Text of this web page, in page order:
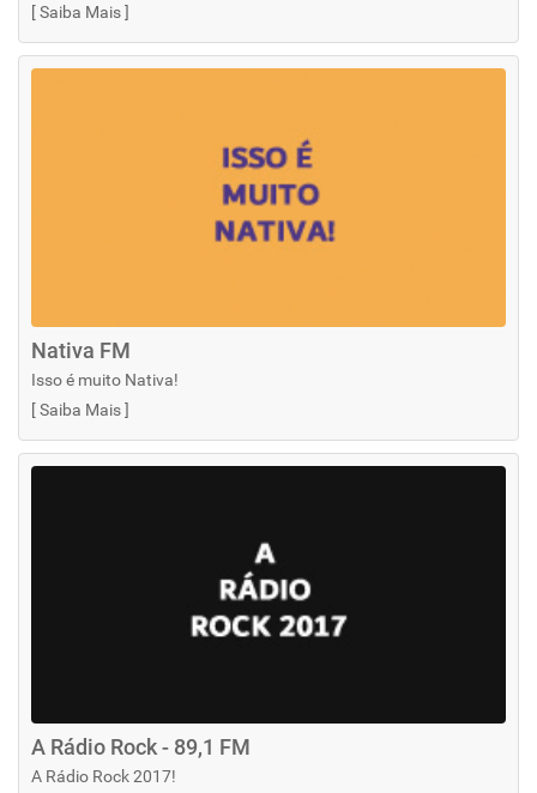
[Saiba Mais]
Nativa FM
Isso é muito Nativa!
[Saiba Mais]
A Rádio Rock - 89,1 FM
A Rádio Rock 2017!